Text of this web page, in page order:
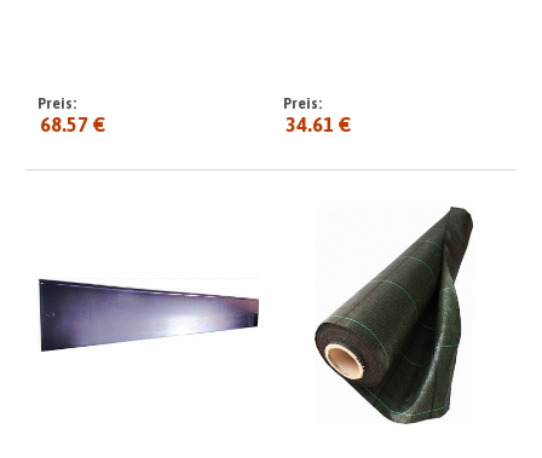
Preis:
68.57 €
Preis:
34.61 €